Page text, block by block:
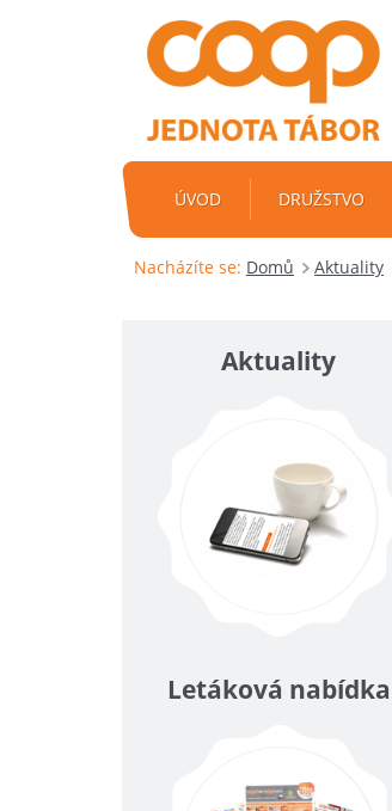
ÚVOD DRUŽSTVO
Nacházíte se: Domů Aktuality
Aktuality
Letáková nabídka